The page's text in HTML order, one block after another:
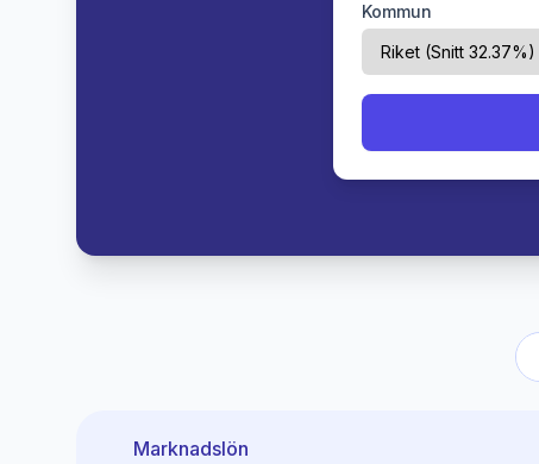
Kommun
Marknadslön